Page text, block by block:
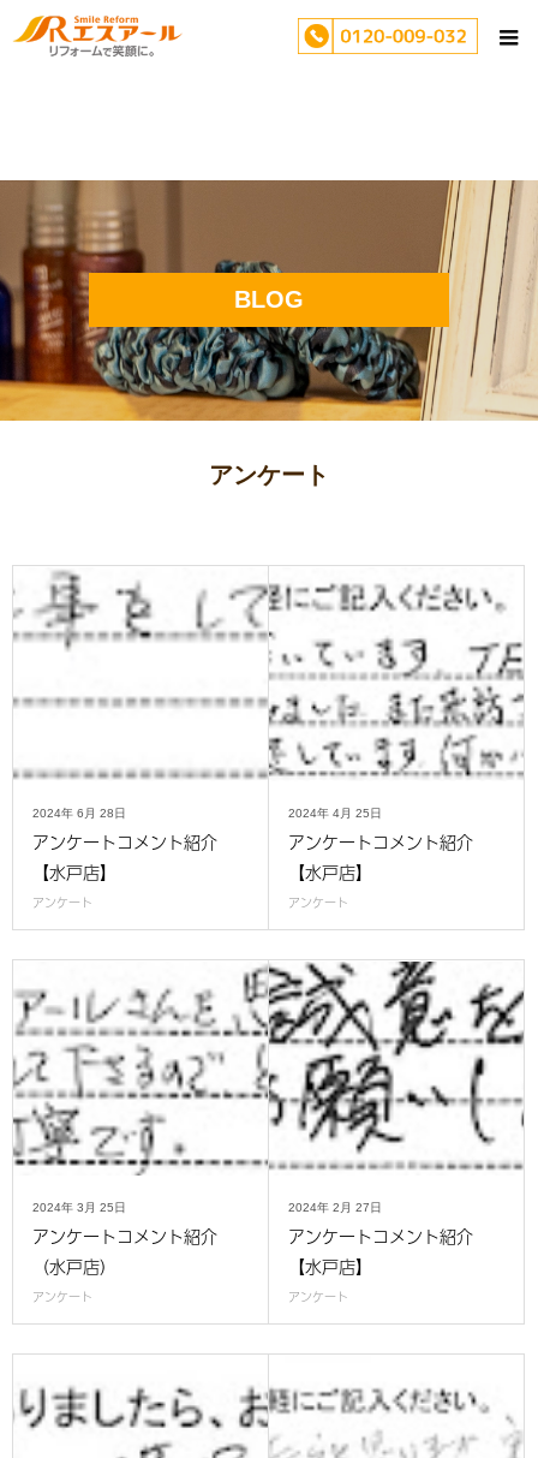
BLOG
アンケート
2024年 6月 28日
アンケートコメント紹介
【水戸店】
アンケート
2024年 4月 25日
アンケートコメント紹介
【水戸店】
アンケート
2024年 3月 25日
アンケートコメント紹介
（水戸店）
アンケート
2024年 2月 27日
アンケートコメント紹介
【水戸店】
アンケート